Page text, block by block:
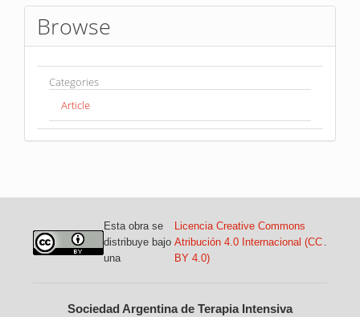
Browse
Categories
Article
Esta obra se
distribuye bajo
una
Licencia Creative Commons
Atribución 4.0 Internacional (CC
BY 4.0)
.
Sociedad Argentina de Terapia Intensiva